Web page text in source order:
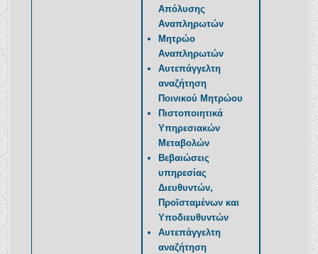
Απόλυσης
Αναπληρωτών
Μητρώο
Αναπληρωτών
Αυτεπάγγελτη
αναζήτηση
Ποινικού Μητρώου
Πιστοποιητικά
Υπηρεσιακών
Μεταβολών
Βεβαιώσεις
υπηρεσίας
Διευθυντών,
Προϊσταμένων και
Υποδιευθυντών
Αυτεπάγγελτη
αναζήτηση